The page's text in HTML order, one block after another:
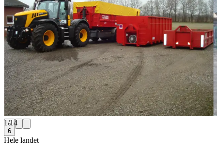
1/14
6
Hele landet